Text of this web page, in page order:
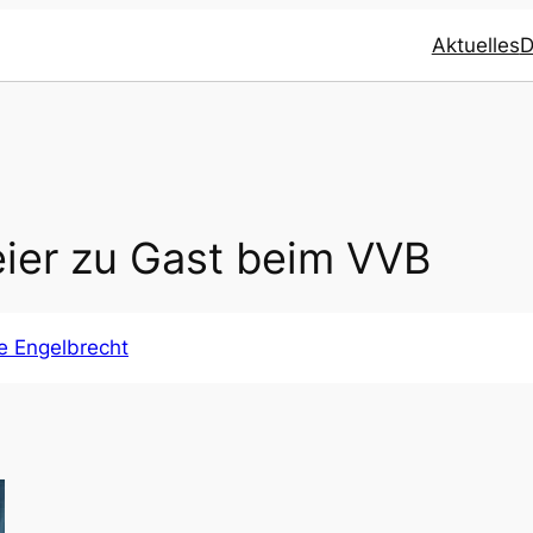
Aktuelles
zu Gast beim VVB
Engelbrecht